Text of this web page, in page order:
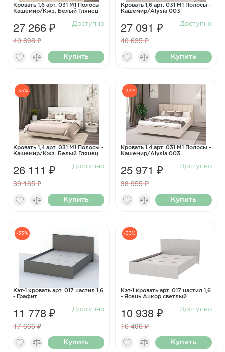
Кровать 1,6 арт. 031 М1 Полосы -
Кашемир/Кжз. Белый Глянец
27 266 ₽
40 898 ₽
Доступно
Купить
Кровать 1,6 арт. 031 М1 Полосы -
Кашемир/Alysia 003
27 091 ₽
40 635 ₽
Доступно
Купить
-33%
Кровать 1,4 арт. 031 М1 Полосы -
Кашемир/Кжз. Белый Глянец
26 111 ₽
39 165 ₽
Доступно
Купить
-33%
Кровать 1,4 арт. 031 М1 Полосы -
Кашемир/Alysia 003
25 971 ₽
38 955 ₽
Доступно
Купить
-33%
Кэт-1 кровать арт. 017 настил 1,6
- Графит
11 778 ₽
17 666 ₽
Доступно
Купить
-33%
Кэт-1 кровать арт. 017 настил 1,6
- Ясень Анкор светлый
10 938 ₽
16 406 ₽
Доступно
Купить